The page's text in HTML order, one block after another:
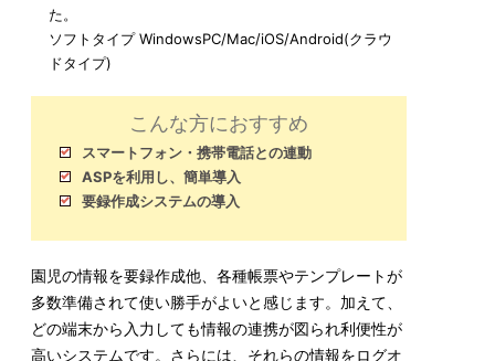
た。
ソフトタイプWindowsPC/Mac/iOS/Android(クラウ
ドタイプ)
こんな方におすすめ
スマートフォン・携帯電話との連動
ASPを利用し、簡単導入
要録作成システムの導入
園児の情報を要録作成他、各種帳票やテンプレートが
多数準備されて使い勝手がよいと感じます。加えて、
どの端末から入力しても情報の連携が図られ利便性が
高いシステムです。さらには、それらの情報をログオ